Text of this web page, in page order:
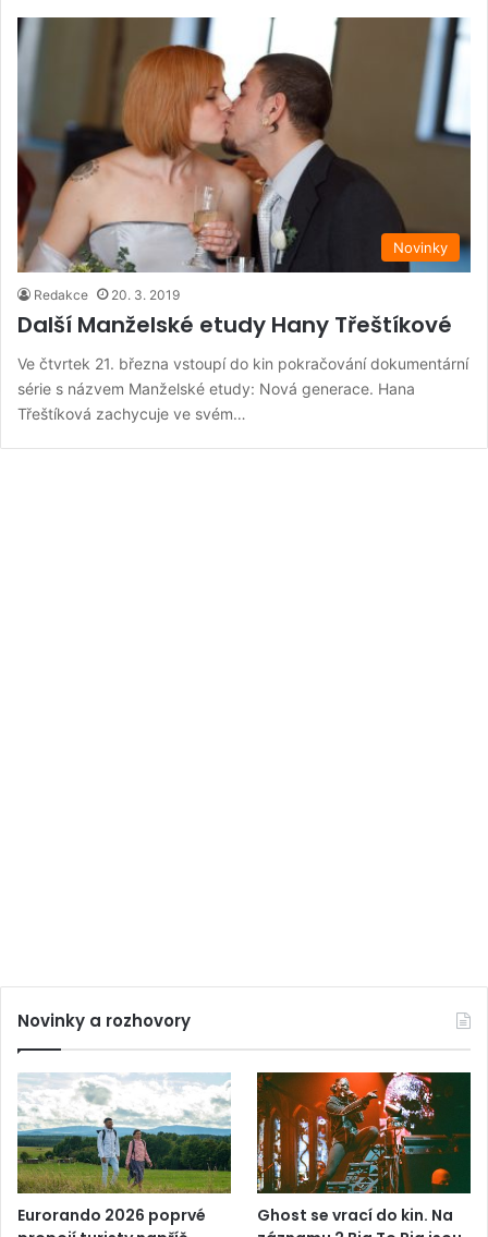
Novinky
Redakce 20. 3. 2019
Další Manželské etudy Hany Třeštíkové
Ve čtvrtek 21. března vstoupí do kin pokračování dokumentární
série s názvem Manželské etudy: Nová generace. Hana
Třeštíková zachycuje ve svém…
Novinky a rozhovory
Eurorando 2026 poprvé
Ghost se vrací do kin. Na